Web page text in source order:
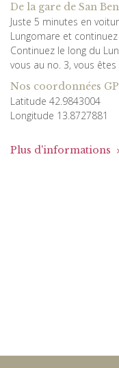
De la gare de San
Juste 5 minutes en
Lungomare et
Continuez le long du
vous au no. 3, vous êtes
Nos coordonnées
Latitude 42.9843004
Longitude 13.8727881
Plus d'informations